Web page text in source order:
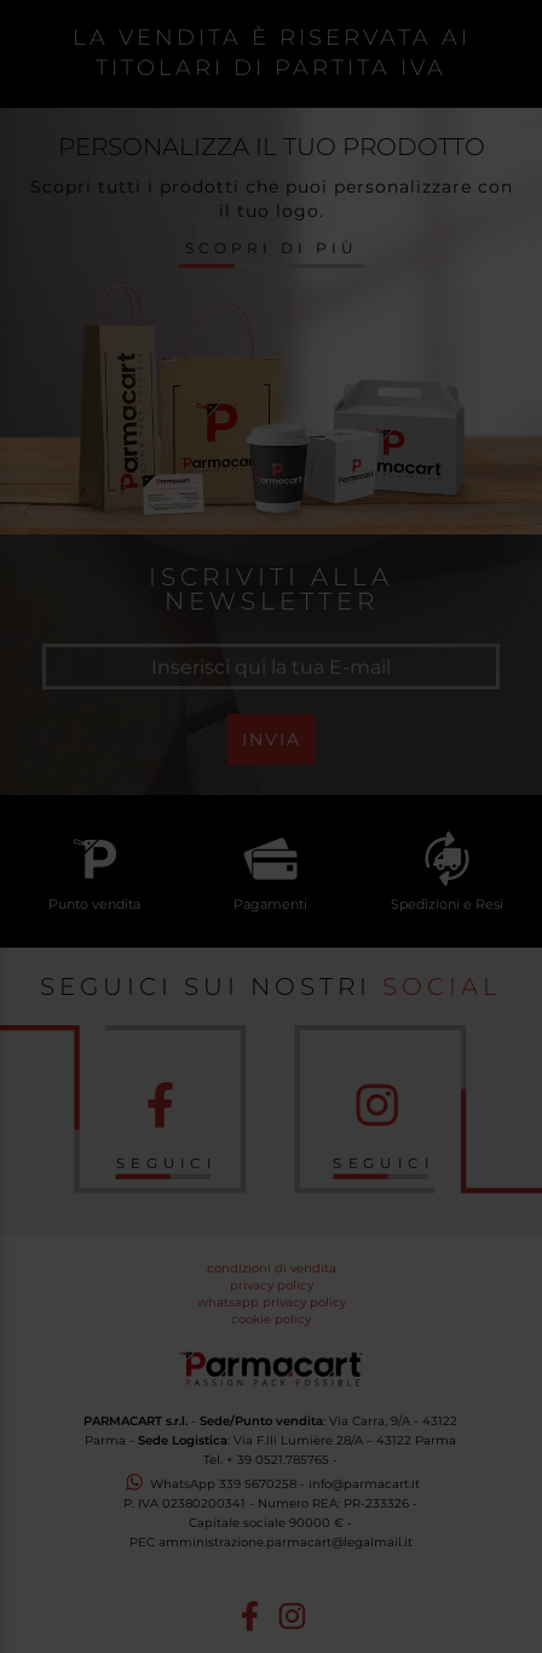
LA VENDITA È RISERVATA AI
TITOLARI DI PARTITA IVA
PERSONALIZZA IL TUO PRODOTTO
Scopri tutti i prodotti che puoi personalizzare con
il tuo logo.
SCOPRI DI PIÙ
ISCRIVITI ALLA
NEWSLETTER
INVIA
Punto vendita Pagamenti Spedizioni e Resi
SEGUICI SUI NOSTRI SOCIAL
SEGUICI SEGUICI
condizioni di vendita
privacy policy
whatsapp privacy policy
cookie policy
PARMACART s.r.l. -Sede/Punto vendita: Via Carra, 9/A - 43122
Parma -Sede Logistica: Via F.lli Lumière 28/A – 43122 Parma
Tel. + 39 0521.785765 -
WhatsApp 339 5670258- info@parmacart.it
P. IVA02380200341 - Numero REA: PR-233326 -
Capitale sociale 90000 € -
PEC amministrazione.parmacart@legalmail.it